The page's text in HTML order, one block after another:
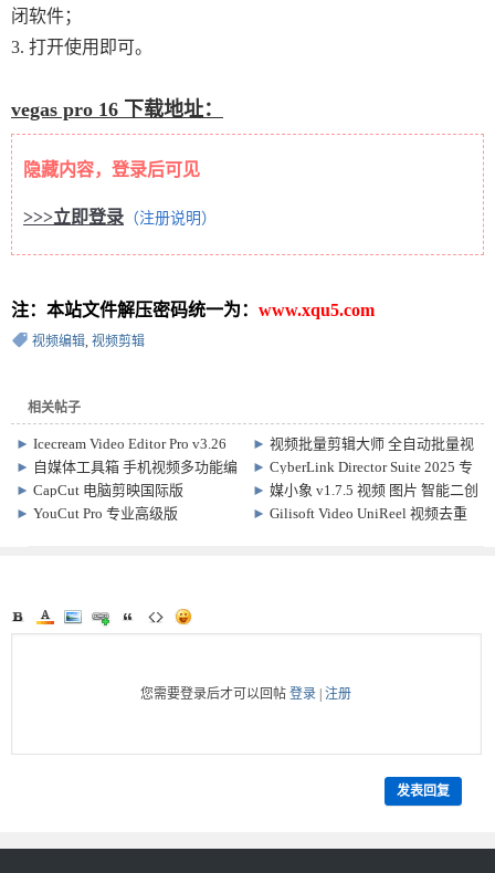
闭软件；
3. 打开使用即可。
vegas pro 16 下载地址：
隐藏内容，登录后可见
>>>立即登录 （注册说明）
注：本站文件解压密码统一为： www.xqu5.com
视频编辑, 视频剪辑
相关帖子
►Icecream Video Editor Pro v3.26
视频剪辑软件
►视频批量剪辑大师 全自动批量视
频剪辑神器
► 自媒体工具箱 手机视频多功能编
辑处理软件
►CyberLink Director Suite 2025 专
业激活版 v13.0 x64 + Content Packs
►CapCut 电脑剪映国际版
9.1.0.3879 视频剪辑软件
►媒小象 v1.7.5 视频 图片 智能二创
软件
►YouCut Pro 专业高级版
►Gilisoft Video UniReel 视频去重
您需要登录后才可以回帖登录 |注册
发表回复